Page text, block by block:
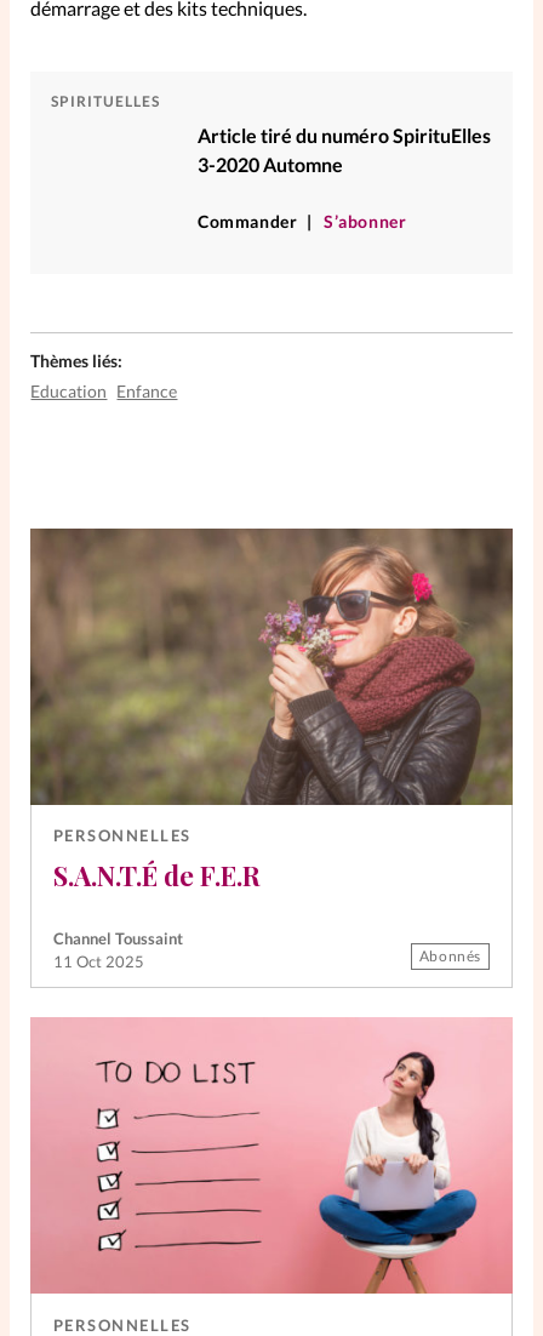
démarrage et des kits techniques.
SPIRITUELLES
Article tiré du numéro SpirituElles
3-2020 Automne
Commander S’abonner
Thèmes liés:
Education Enfance
PERSONNELLES
S.A.N.T.É de F.E.R
Channel Toussaint
11 Oct 2025
Abonnés
PERSONNELLES